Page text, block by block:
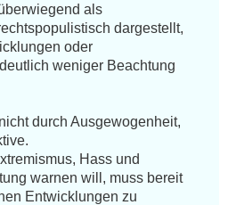
als
dargestellt,
oder
weniger Beachtung
durch Ausgewogenheit,
Hass und
warnen will, muss bereit
Entwicklungen zu